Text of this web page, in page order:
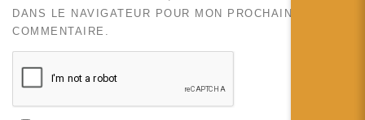
DANS LE NAVIGATEUR POUR MON PROCHAIN
COMMENTAIRE.